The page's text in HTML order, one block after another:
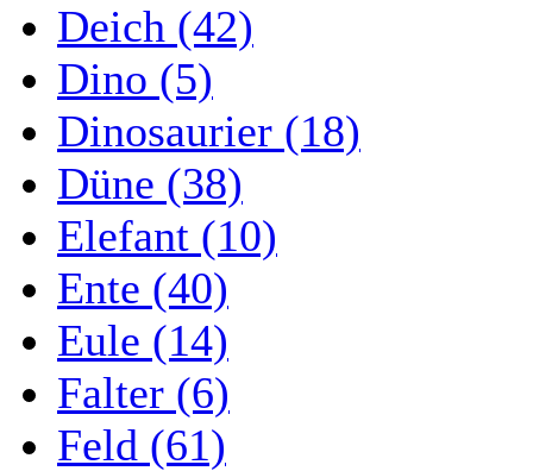
Deich (42)
Dino (5)
Dinosaurier (18)
Düne (38)
Elefant (10)
Ente (40)
Eule (14)
Falter (6)
Feld (61)